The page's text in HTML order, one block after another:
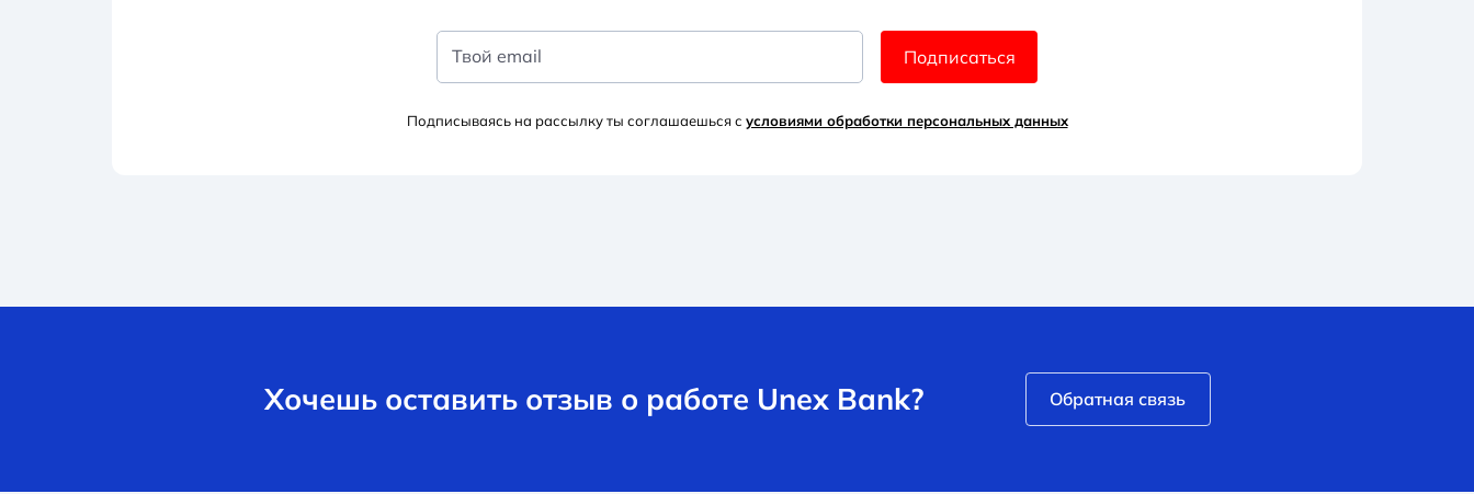
Твой email Подписаться
Подписываясь на рассылку ты соглашаешься с условиями обработки персональных данных
Хочешь оставить отзыв о работе Unex Bank? Обратная связь